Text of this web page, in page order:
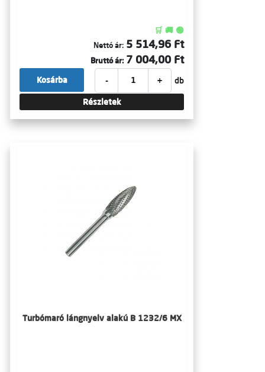
🛒 🚚 🟢
Nettó ár: 5 514,96 Ft
Bruttó ár: 7 004,00 Ft
- + db
Kosárba
Részletek
Turbómaró lángnyelv alakú B 1232/6 MX